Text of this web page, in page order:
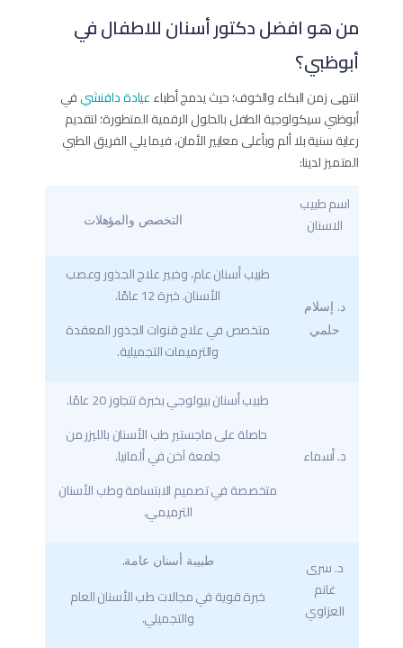
من هو افضل دكتور أسنان للاطفال في
أبوظبي؟
انتهى زمن البكاء والخوف؛ حيث يدمج أطباءعيادة دافنشيفي
أبوظبي سيكولوجية الطفل بالحلول الرقمية المتطورة؛ لتقديم
رعاية سنية بلا ألم وبأعلى معايير الأمان، فيما يلي الفريق الطبي
المتميز لدينا:
اسم طبيب
الاسنان
التخصص والمؤهلات
د. إسلام
حلمي
طبيب أسنان عام، وخبير علاج الجذور وعصب
الأسنان. خبرة 12 عامًا.
متخصص في علاج قنوات الجذور المعقدة
والترميمات التجميلية.
د. أسماء
طبيب أسنان بيولوجي بخبرة تتجاوز 20 عامًا.
حاصلة على ماجستير طب الأسنان بالليزر من
جامعة آخن في ألمانيا.
متخصصة في تصميم الابتسامة وطب الأسنان
الترميمي.
د. سرى
غانم
العزاوي
طبيبة أسنان عامة.
خبرة قوية في مجالات طب الأسنان العام
والتجميلي.